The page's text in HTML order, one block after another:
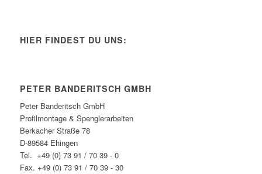
HIER FINDEST DU UNS:
PETER BANDERITSCH GMBH
Peter Banderitsch GmbH
Profilmontage & Spenglerarbeiten
Berkacher Straße 78
D-89584 Ehingen
Tel. +49 (0) 73 91 / 70 39 - 0
Fax. +49 (0) 73 91 / 70 39 - 30